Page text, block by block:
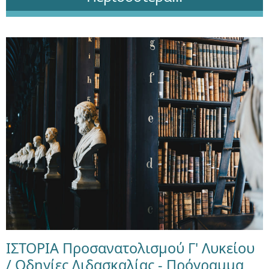
ΙΣΤΟΡΙΑ Προσανατολισμού Γ' Λυκείου
/ Οδηγίες Διδασκαλίας - Πρόγραμμα